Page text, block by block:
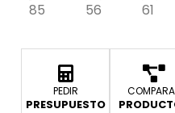
85 56 61
PEDIR
PRESUPUESTO